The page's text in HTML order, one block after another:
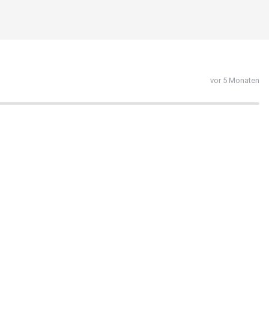
vor 5 Monaten